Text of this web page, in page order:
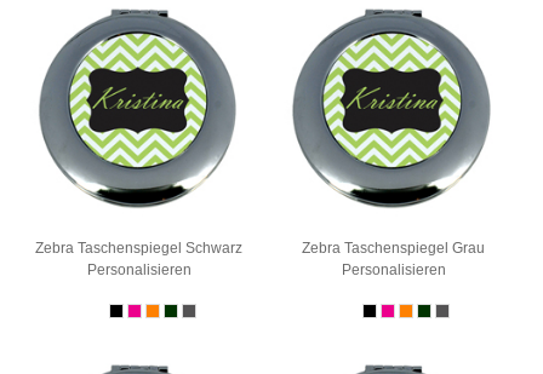
Zebra Taschenspiegel Schwarz
Personalisieren
Zebra Taschenspiegel Grau
Personalisieren